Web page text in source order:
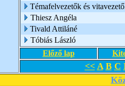
Témafelvezetők és
Thiesz Angéla
Tivald Attiláné
Tóbiás László
Előző lap
<< A B C